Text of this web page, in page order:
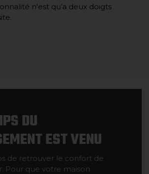
n'est qu’a deux doigts
DU
EST VENU
de retrouver le confort de
Pour que votre maison